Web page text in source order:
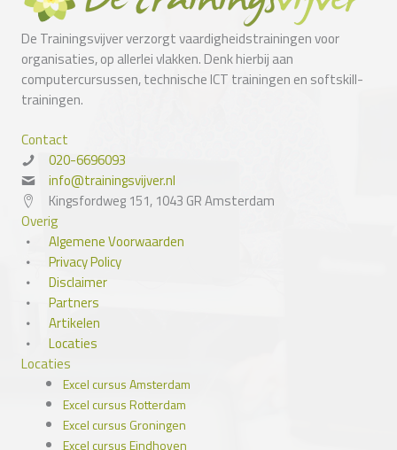
De Trainingsvijver verzorgt vaardigheidstrainingen voor
organisaties, op allerlei vlakken. Denk hierbij aan
computercursussen, technische ICT trainingen en softskill-
trainingen.
Contact
020-6696093
info@trainingsvijver.nl
Kingsfordweg 151, 1043 GR Amsterdam
Overig
Algemene Voorwaarden
Privacy Policy
Disclaimer
Partners
Artikelen
Locaties
Locaties
Excel cursus Amsterdam
Excel cursus Rotterdam
Excel cursus Groningen
Excel cursus Eindhoven